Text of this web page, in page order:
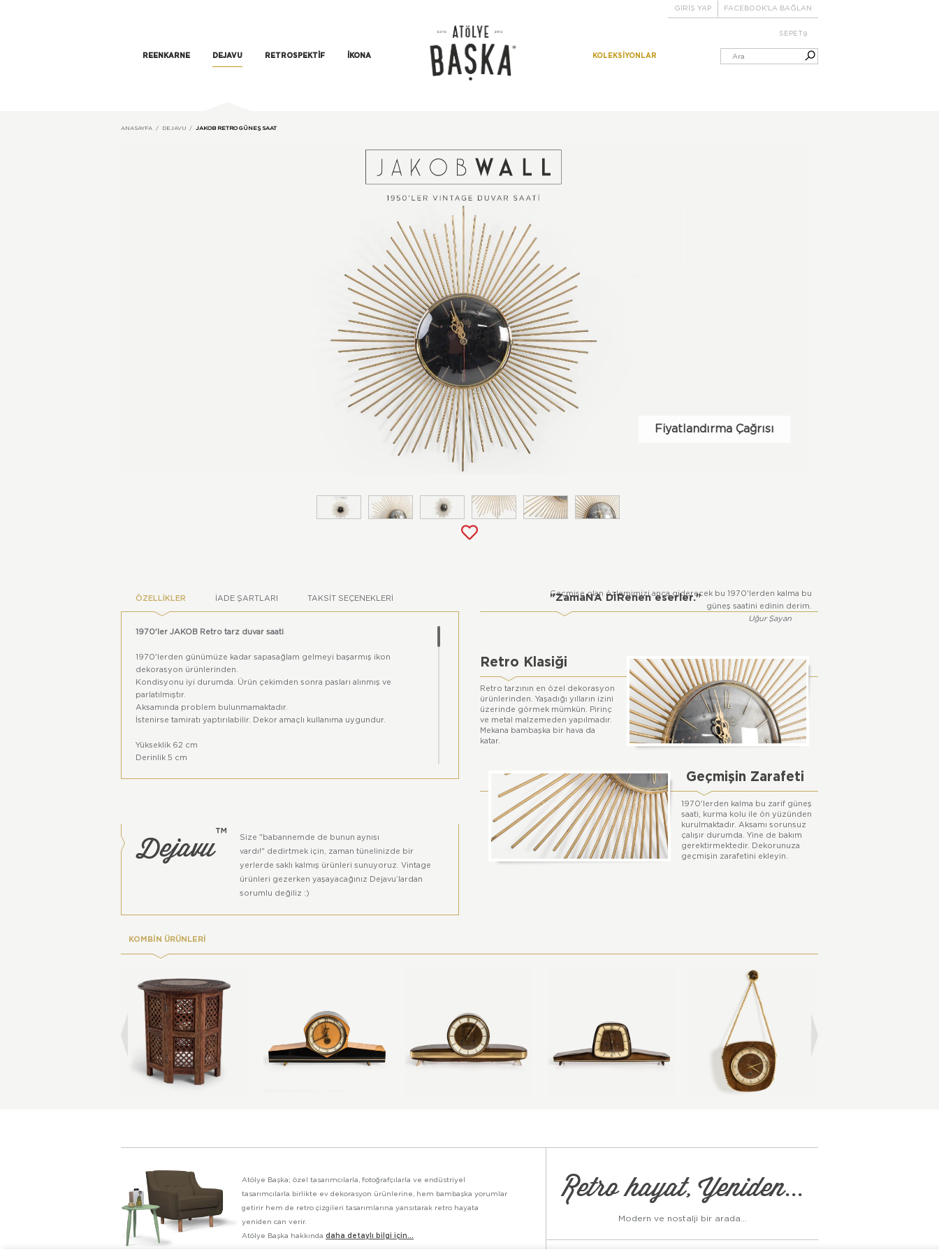
REENKARNE DEJAVU RETROSPEKTIF İKONA KOLEKSIYONLAR
GİRİŞ YAP FACEBOOK'LA BAĞLAN
SEPET 9
ANASAYFA DEJAVU JAKOB RETRO GÜNEŞ SAAT
Fiyatlandırma Çağrısı
ÖZELLIKLER İADE ŞARTLARI TAKSIT SEÇENEKLERI
1970'ler JAKOB Retro tarz duvar saati
1970'lerden günümüze kadar sapasağlam gelmeyi başarmış ikon
dekorasyon ürünlerinden.
Kondisyonu iyi durumda. Ürün çekimden sonra pasları alınmış ve
parlatılmıştır.
Aksamında problem bulunmamaktadır.
İstenirse tamiratı yaptırılabilir. Dekor amaçlı kullanıma uygundur.
Yükseklik 62 cm
Derinlik 5 cm
Dejavu™
Size "babannemde de bunun aynısı
vardı!" dedirtmek için, zaman tünelinizde bir
yerlerde saklı kalmış ürünleri sunuyoruz. Vintage
ürünleri gezerken yaşayacağınız Dejavu’lardan
sorumlu değiliz :)
"ZamaNA DİRenen eserler."
Geçmişe olan özlemimizi anca giderecek bu 1970'lerden kalma bu
güneş saatini edinin derim.
Uğur Şayan
Retro Klasiği
Retro tarzının en özel dekorasyon
ürünlerinden. Yaşadığı yılların izini
üzerinde görmek mümkün. Pirinç
ve metal malzemeden yapılmadır.
Mekana bambaşka bir hava da
katar.
Geçmişin Zarafeti
1970'lerden kalma bu zarif güneş
saati, kurma kolu ile ön yüzünden
kurulmaktadır. Aksamı sorunsuz
çalışır durumda. Yine de bakım
gerektirmektedir. Dekorunuza
geçmişin zarafetini ekleyin.
KOMBİN ÜRÜNLERİ
Atölye Başka; özel tasarımcılarla, fotoğrafçılarla ve endüstriyel
tasarımcılarla birlikte ev dekorasyon ürünlerine, hem bambaşka yorumlar
getirir hem de retro çizgileri tasarımlarına yansıtarak retro hayata
yeniden can verir.
Atölye Başka hakkında daha detaylı bilgi için...
Retro hayat, Yeniden...
Modern ve nostalji bir arada...